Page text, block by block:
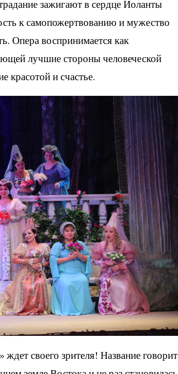
зажигают в сердце Иоланты
к самопожертвованию и мужество
Опера воспринимается как
лучшие стороны человеческой
красотой и счастье.
своего зрителя! Название говорит